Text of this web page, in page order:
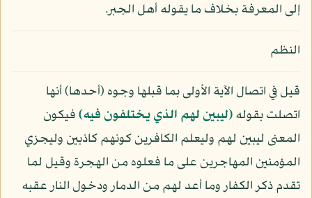
إلى المعرفة بخلاف ما يقوله أهل الجبر.
النظم
قيل في اتصال الآية الأولى بما قبلها وجوه (أحدها) أنها
اتصلت بقوله﴿ليبين لهم الذي يختلفون فيه﴾فيكون
المعنى ليبين لهم وليعلم الكافرين كونهم كاذبين وليجزي
المؤمنين المهاجرين على ما فعلوه من الهجرة وقيل لما
تقدم ذكر الكفار وما أعد لهم من الدمار ودخول النار عقبه